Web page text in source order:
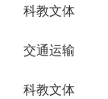
科教文体
交通运输
科教文体